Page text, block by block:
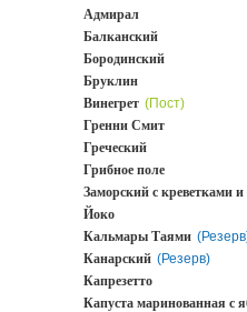
Адмирал
Балканский
Бородинский
Бруклин
Винегрет (Пост)
Гренни Смит
Греческий
Грибное поле
Заморский с креветками
Йоко
Кальмары Таями
Канарский (Резерв)
Капрезетто
Капуста маринованная с